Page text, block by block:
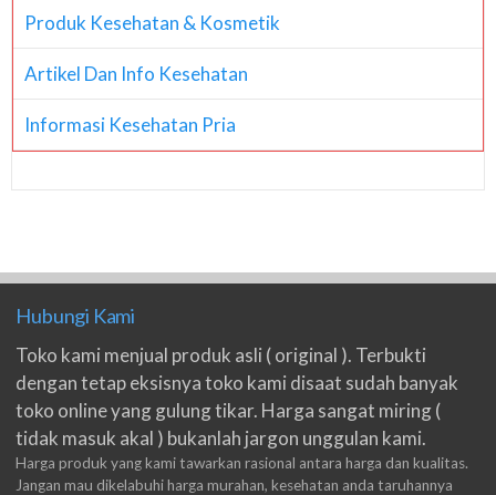
Produk Kesehatan & Kosmetik
Artikel Dan Info Kesehatan
Informasi Kesehatan Pria
Hubungi Kami
Toko kami menjual produk asli ( original ). Terbukti
dengan tetap eksisnya toko kami disaat sudah banyak
toko online yang gulung tikar. Harga sangat miring (
tidak masuk akal ) bukanlah jargon unggulan kami.
Harga produk yang kami tawarkan rasional antara harga dan kualitas.
Jangan mau dikelabuhi harga murahan, kesehatan anda taruhannya